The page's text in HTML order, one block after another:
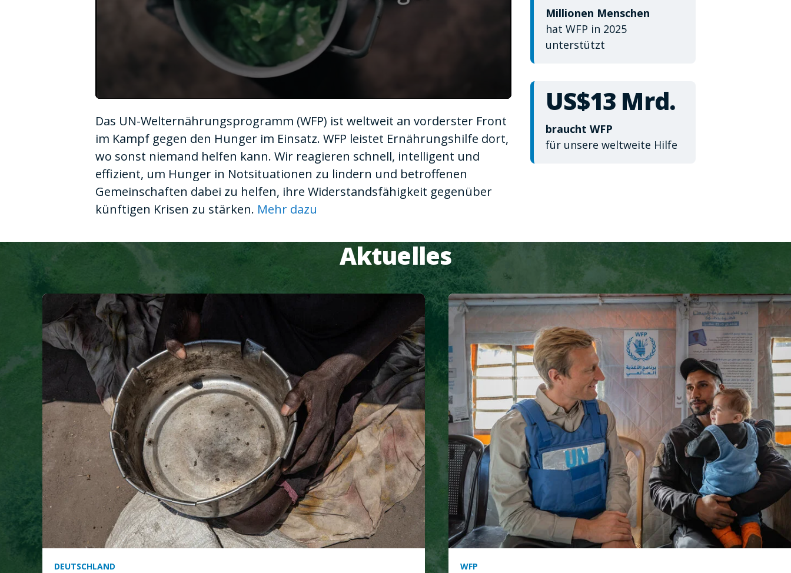
of
minute,
secondsVolume
90%
Das UN-Welternährungsprogramm (WFP) ist weltweit an vorderster Front
im Kampf gegen den Hunger im Einsatz. WFP leistet Ernährungshilfe dort,
wo sonst niemand helfen kann. Wir reagieren schnell, intelligent und
effizient, um Hunger in Notsituationen zu lindern und betroffenen
Gemeinschaften dabei zu helfen, ihre Widerstandsfähigkeit gegenüber
künftigen Krisen zu stärken. Mehr dazu
Millionen Menschen
hat WFP in 2025
unterstützt
US$13 Mrd.
braucht WFP
für unsere weltweite Hilfe
Aktuelles
DEUTSCHLAND WFP